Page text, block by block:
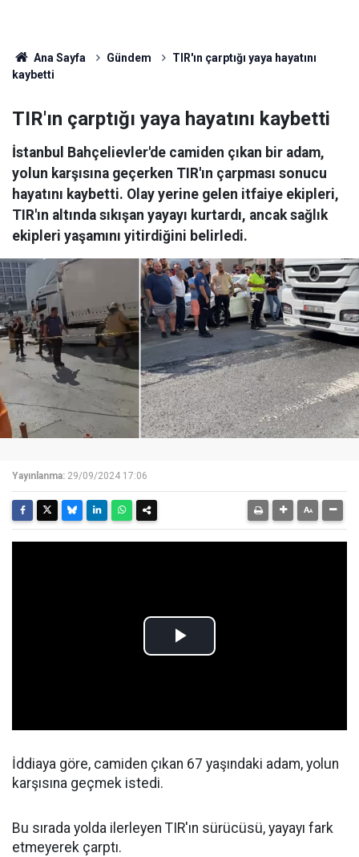
Ana Sayfa Gündem
TIR'ın çarptığı yaya hayatını
kaybetti
TIR'ın çarptığı yaya hayatını kaybetti
İstanbul Bahçelievler'de camiden çıkan bir adam,
yolun karşısına geçerken TIR'ın çarpması sonucu
hayatını kaybetti. Olay yerine gelen itfaiye ekipleri,
TIR'ın altında sıkışan yayayı kurtardı, ancak sağlık
ekipleri yaşamını yitirdiğini belirledi.
Yayınlanma: 29/09/2024 17:06
İddiaya göre, camiden çıkan 67 yaşındaki adam, yolun
karşısına geçmek istedi.
Bu sırada yolda ilerleyen TIR'ın sürücüsü, yayayı fark
etmeyerek çarptı.